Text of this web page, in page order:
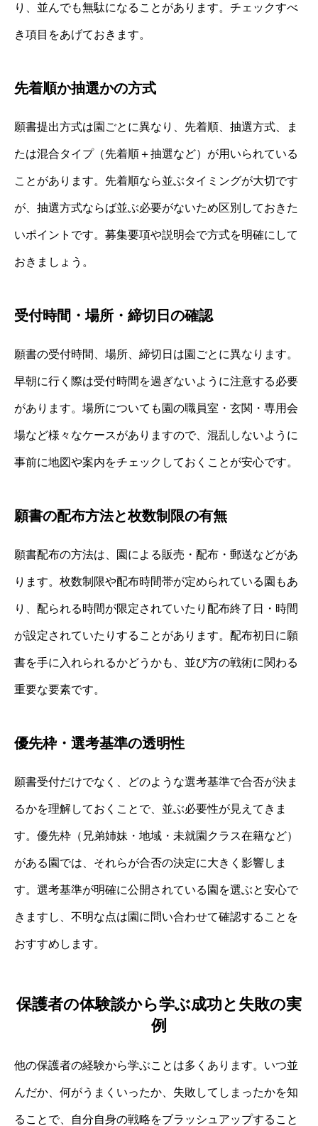
り、並んでも無駄になることがあります。チェックすべ
き項目をあげておきます。
先着順か抽選かの方式
願書提出方式は園ごとに異なり、先着順、抽選方式、ま
たは混合タイプ（先着順＋抽選など）が用いられている
ことがあります。先着順なら並ぶタイミングが大切です
が、抽選方式ならば並ぶ必要がないため区別しておきた
いポイントです。募集要項や説明会で方式を明確にして
おきましょう。
受付時間・場所・締切日の確認
願書の受付時間、場所、締切日は園ごとに異なります。
早朝に行く際は受付時間を過ぎないように注意する必要
があります。場所についても園の職員室・玄関・専用会
場など様々なケースがありますので、混乱しないように
事前に地図や案内をチェックしておくことが安心です。
願書の配布方法と枚数制限の有無
願書配布の方法は、園による販売・配布・郵送などがあ
ります。枚数制限や配布時間帯が定められている園もあ
り、配られる時間が限定されていたり配布終了日・時間
が設定されていたりすることがあります。配布初日に願
書を手に入れられるかどうかも、並び方の戦術に関わる
重要な要素です。
優先枠・選考基準の透明性
願書受付だけでなく、どのような選考基準で合否が決ま
るかを理解しておくことで、並ぶ必要性が見えてきま
す。優先枠（兄弟姉妹・地域・未就園クラス在籍など）
がある園では、それらが合否の決定に大きく影響しま
す。選考基準が明確に公開されている園を選ぶと安心で
きますし、不明な点は園に問い合わせて確認することを
おすすめします。
保護者の体験談から学ぶ成功と失敗の実
例
他の保護者の経験から学ぶことは多くあります。いつ並
んだか、何がうまくいったか、失敗してしまったかを知
ることで、自分自身の戦略をブラッシュアップすること